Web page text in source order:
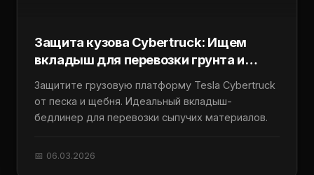
Защита кузова Cybertruck: Ищем
вкладыш для перевозки грунта и
Защитите грузовую платформу Tesla Cybertruck
от песка и щебня. Идеальный вкладыш-
бедлинер для перевозки сыпучих материалов.
📅 06.03.2026